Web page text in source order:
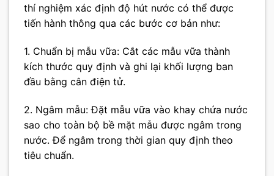
thí nghiệm xác định độ hút nước có thể được
tiến hành thông qua các bước cơ bản như:
1. Chuẩn bị mẫu vữa: Cắt các mẫu vữa thành
kích thước quy định và ghi lại khối lượng ban
đầu bằng cân điện tử.
2. Ngâm mẫu: Đặt mẫu vữa vào khay chứa nước
sao cho toàn bộ bề mặt mẫu được ngâm trong
nước. Để ngâm trong thời gian quy định theo
tiêu chuẩn.